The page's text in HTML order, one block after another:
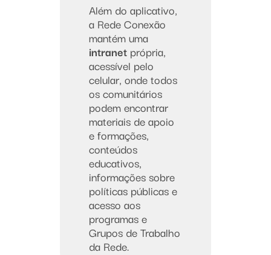
Além do aplicativo,
a Rede Conexão
mantém uma
intranetprópria,
acessível pelo
celular, onde todos
os comunitários
podem encontrar
materiais de apoio
e formações,
conteúdos
educativos,
informações sobre
políticas públicas e
acesso aos
programas e
Grupos de Trabalho
da Rede.